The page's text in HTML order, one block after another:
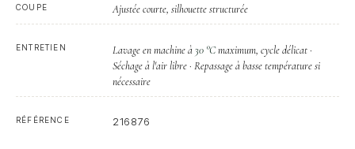
COUPE Ajustée courte, silhouette structurée
ENTRETIEN Lavage en machine à30 °Cmaximum, cycle délicat ·
Séchage à l'air libre · Repassage à basse température si
nécessaire
RÉFÉRENCE 216876